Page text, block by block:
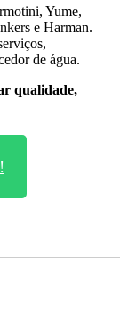
Yume,
e Harman.
de água.
qualidade,